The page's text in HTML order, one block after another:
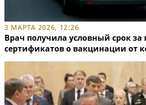
3 МАРТА 2026, 12:26
Врач получила условный срок за
сертификатов о вакцинации от